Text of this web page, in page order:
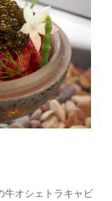
牛オシェトラキャビ